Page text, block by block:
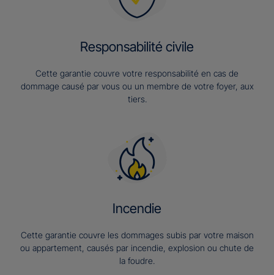
Responsabilité civile
Cette garantie couvre votre responsabilité en cas de
dommage causé par vous ou un membre de votre foyer, aux
tiers.
Incendie
Cette garantie couvre les dommages subis par votre maison
ou appartement, causés par incendie, explosion ou chute de
la foudre.